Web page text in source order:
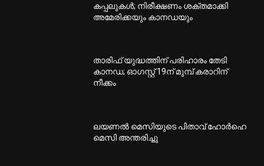
കപ്പലുകൾ; നിരീക്ഷണം ശക്തമാക്കി
അമേരിക്കയും കാനഡയും
താരിഫ് യുദ്ധത്തിന് പരിഹാരം തേടി
കാനഡ; ഓഗസ്റ്റ് 19ന് മുമ്പ് കരാറിന്
നീക്കം
ലയണൽ മെസിയുടെ പിതാവ് ഹോർഹെ
മെസി അന്തരിച്ചു